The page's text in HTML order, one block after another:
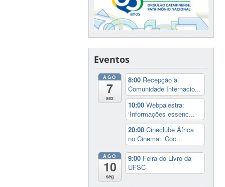
Eventos
AGO
7
sex
8:00 Recepção à
Comunidade Internacio...
10:00Webpalestra:
‘Informações essenc...
20:00Cineclube África
no Cinema: ‘Coc...
AGO
10
seg
9:00 Feira do Livro da
UFSC